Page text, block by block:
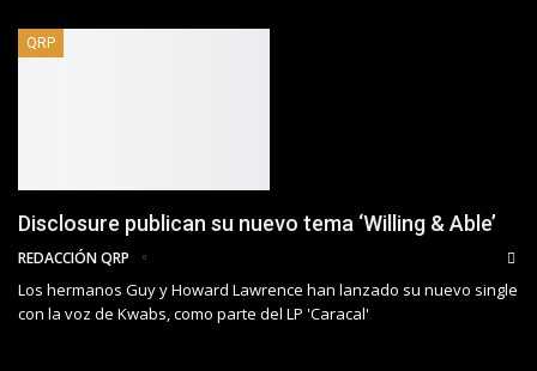
QRP
Disclosure publican su nuevo tema ‘Willing & Able’
REDACCIÓN QRP
Los hermanos Guy y Howard Lawrence han lanzado su nuevo single
con la voz de Kwabs, como parte del LP 'Caracal'